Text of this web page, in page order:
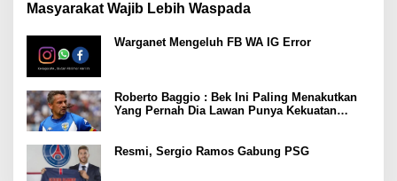
Masyarakat Wajib Lebih Waspada
Warganet Mengeluh FB WA IG Error
Roberto Baggio : Bek Ini Paling Menakutkan
Yang Pernah Dia Lawan Punya Kekuatan
Resmi, Sergio Ramos Gabung PSG